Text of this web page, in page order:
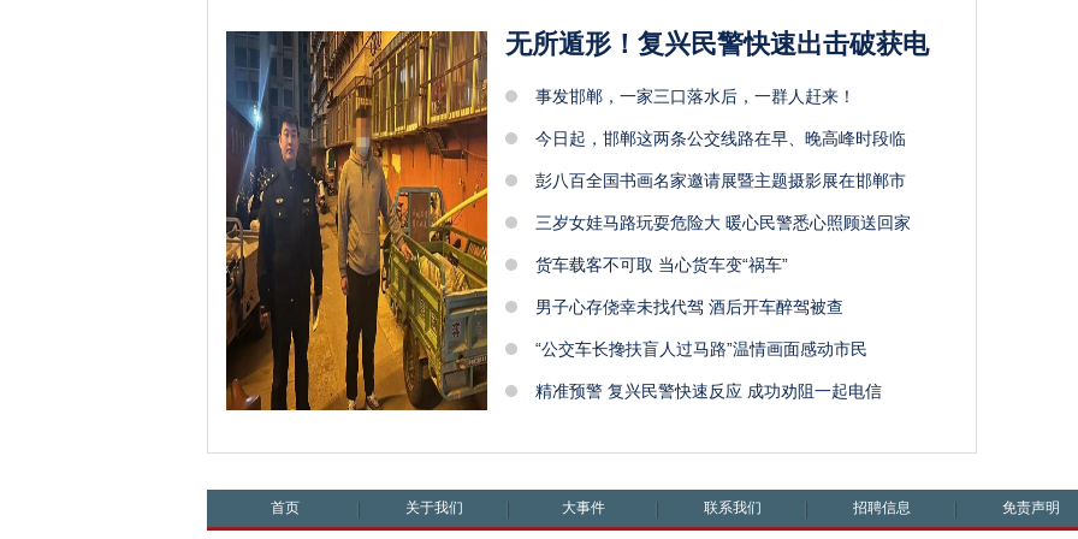
无所遁形！复兴民警快速出击破获电
事发邯郸，一家三口落水后，一群人赶来！
今日起，邯郸这两条公交线路在早、晚高峰时段临
彭八百全国书画名家邀请展暨主题摄影展在邯郸市
三岁女娃马路玩耍危险大 暖心民警悉心照顾送回家
货车载客不可取 当心货车变“祸车”
男子心存侥幸未找代驾 酒后开车醉驾被查
“公交车长搀扶盲人过马路”温情画面感动市民
精准预警 复兴民警快速反应 成功劝阻一起电信
首页 关于我们 大事件 联系我们 招聘信息 免责声明